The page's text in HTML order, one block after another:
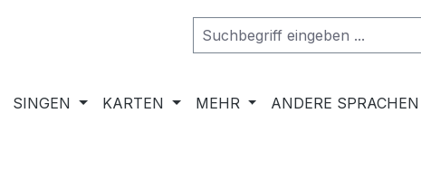
SINGEN KARTEN MEHR ANDERE SPRACHEN